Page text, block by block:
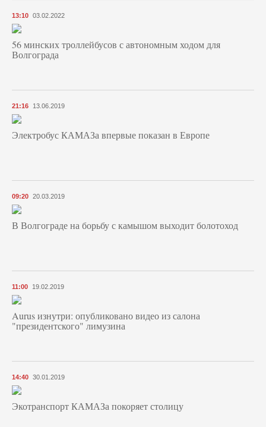
13:10 03.02.2022
56 минских троллейбусов с автономным ходом для
Волгограда
21:16 13.06.2019
Электробус КАМАЗа впервые показан в Европе
09:20 20.03.2019
В Волгограде на борьбу с камышом выходит болотоход
11:00 19.02.2019
Aurus изнутри: опубликовано видео из салона
"президентского" лимузина
14:40 30.01.2019
Экотранспорт КАМАЗа покоряет столицу